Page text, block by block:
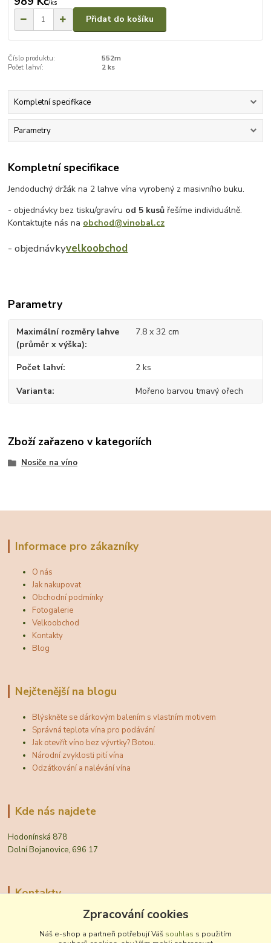
/ks
Přidat do košíku
Číslo produktu:
552m
Počet lahví:
2 ks
Kompletní specifikace
Parametry
Kompletní specifikace
Jendoduchý držák na 2 lahve vína vyrobený z masivního buku.
- objednávky bez tisku/gravíru od 5 kusů řešíme individuálně.
Kontaktujte nás na obchod@vinobal.cz
- objednávkyvelkoobchod
Parametry
Maximální rozměry lahve
(průměr x výška)
7.8 x 32 cm
Počet lahví 2 ks
Varianta Mořeno barvou tmavý ořech
Zboží zařazeno v kategoriích
Nosiče na víno
Informace pro zákazníky
O nás
Jak nakupovat
Obchodní podmínky
Fotogalerie
Velkoobchod
Kontakty
Blog
Nejčtenější na blogu
Blýskněte se dárkovým balením s vlastním motivem
Správná teplota vína pro podávání
Jak otevřít víno bez vývrtky? Botou.
Národní zvyklosti pití vína
Odzátkování a nalévání vína
Kde nás najdete
Hodonínská 878
Dolní Bojanovice, 696 17
Kontakty
Zákaznická podpora Vinobal
+420 518 372 265
Zpracování cookies
Náš e-shop a partneři potřebují Váš souhlas s použitím